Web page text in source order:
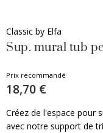
Classic by Elfa
Sup. mural tub
Prix recommandé
18,70 €
Créez de l'espace pour
avec notre support de